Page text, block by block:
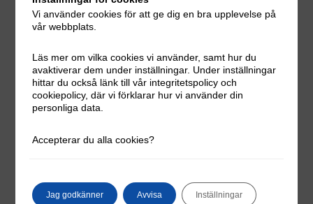
inkomstförsäkringär att du är ekonomiskt tryggad även om
något oväntat skulle inträffa. Det var nog ingen som
hela världen. Men det inträffade och har nu påverkat
tusentals människor som både har förlorat sina jobb och sin
hälsa. Om du tecknar enkompletterande inkomstförsäkring
slipper du att känna en ekonomisk oro och kan istället
kompletterande inkomstförsäkringar
du kolla in vår lista:
Vi använder cookies för att ge dig en bra upplevelse på
vår webbplats.
Läs mer om vilka cookies vi använder, samt hur du
avaktiverar dem under inställningar. Under inställningar
hittar du också länk till vår integritetspolicy och
cookiepolicy, där vi förklarar hur vi använder din
personliga data.
Accepterar du alla cookies?
Jag godkänner Avvisa Inställningar